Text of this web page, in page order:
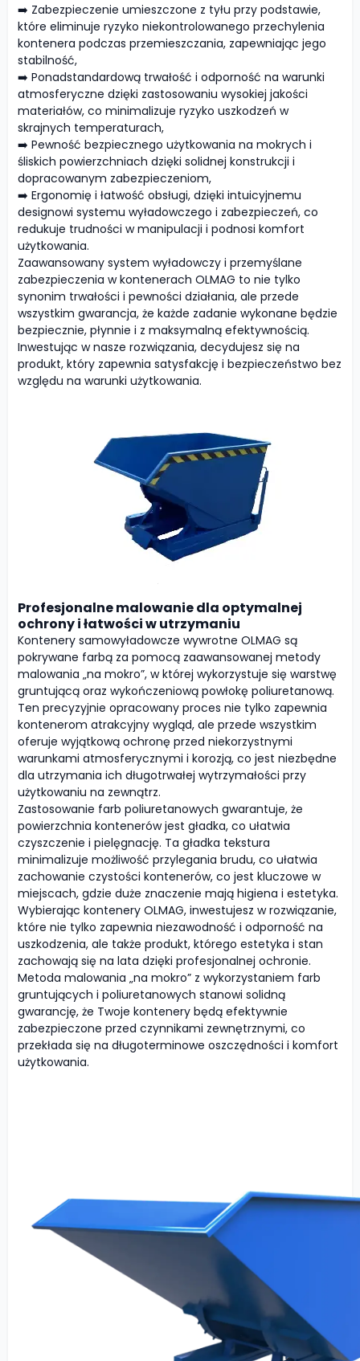
➡️ Zabezpieczenie umieszczone z tyłu przy podstawie,
które eliminuje ryzyko niekontrolowanego przechylenia
kontenera podczas przemieszczania, zapewniając jego
stabilność,
➡️ Ponadstandardową trwałość i odporność na warunki
atmosferyczne dzięki zastosowaniu wysokiej jakości
materiałów, co minimalizuje ryzyko uszkodzeń w
skrajnych temperaturach,
➡️ Pewność bezpiecznego użytkowania na mokrych i
śliskich powierzchniach dzięki solidnej konstrukcji i
dopracowanym zabezpieczeniom,
➡️ Ergonomię i łatwość obsługi, dzięki intuicyjnemu
designowi systemu wyładowczego i zabezpieczeń, co
redukuje trudności w manipulacji i podnosi komfort
użytkowania.
Zaawansowany system wyładowczy i przemyślane
zabezpieczenia w kontenerach OLMAG to nie tylko
synonim trwałości i pewności działania, ale przede
wszystkim gwarancja, że każde zadanie wykonane będzie
bezpiecznie, płynnie i z maksymalną efektywnością.
Inwestując w nasze rozwiązania, decydujesz się na
produkt, który zapewnia satysfakcję i bezpieczeństwo bez
względu na warunki użytkowania.
Profesjonalne malowanie dla optymalnej
ochrony i łatwości w utrzymaniu
Kontenery samowyładowcze wywrotne OLMAG są
pokrywane farbą za pomocą zaawansowanej metody
malowania „na mokro”, w której wykorzystuje się warstwę
gruntującą oraz wykończeniową powłokę poliuretanową.
Ten precyzyjnie opracowany proces nie tylko zapewnia
kontenerom atrakcyjny wygląd, ale przede wszystkim
oferuje wyjątkową ochronę przed niekorzystnymi
warunkami atmosferycznymi i korozją, co jest niezbędne
dla utrzymania ich długotrwałej wytrzymałości przy
użytkowaniu na zewnątrz.
Zastosowanie farb poliuretanowych gwarantuje, że
powierzchnia kontenerów jest gładka, co ułatwia
czyszczenie i pielęgnację. Ta gładka tekstura
minimalizuje możliwość przylegania brudu, co ułatwia
zachowanie czystości kontenerów, co jest kluczowe w
miejscach, gdzie duże znaczenie mają higiena i estetyka.
Wybierając kontenery OLMAG, inwestujesz w rozwiązanie,
które nie tylko zapewnia niezawodność i odporność na
uszkodzenia, ale także produkt, którego estetyka i stan
zachowają się na lata dzięki profesjonalnej ochronie.
Metoda malowania „na mokro” z wykorzystaniem farb
gruntujących i poliuretanowych stanowi solidną
gwarancję, że Twoje kontenery będą efektywnie
zabezpieczone przed czynnikami zewnętrznymi, co
przekłada się na długoterminowe oszczędności i komfort
użytkowania.